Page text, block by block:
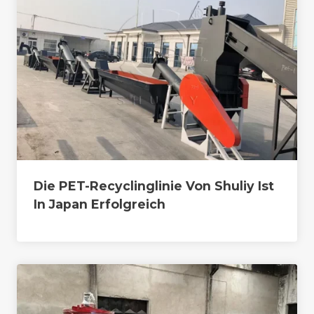
Die PET-Recyclinglinie Von Shuliy Ist
In Japan Erfolgreich